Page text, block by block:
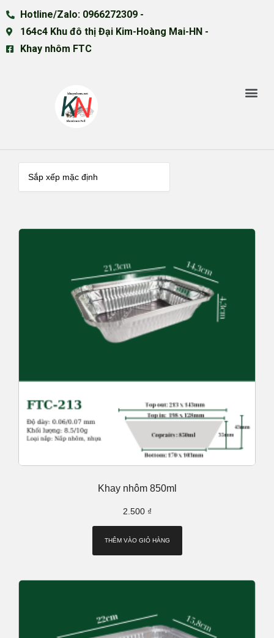
Hotline/Zalo: 0966272309 -
164c4 Khu đô thị Đại Kim-Hoàng Mai-HN -
Khay nhôm FTC
Khay nhôm 850ml
2.500 ₫
THÊM VÀO GIỎ HÀNG